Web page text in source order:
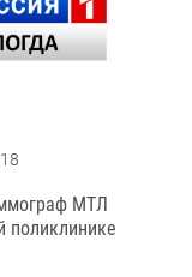
МТЛ
поликлинике